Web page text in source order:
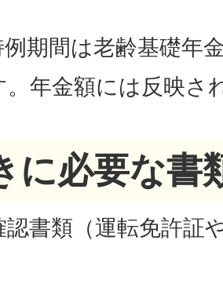
期間は老齢基礎年
。年金額には反映さ
に必要な書
認書類（運転免許証